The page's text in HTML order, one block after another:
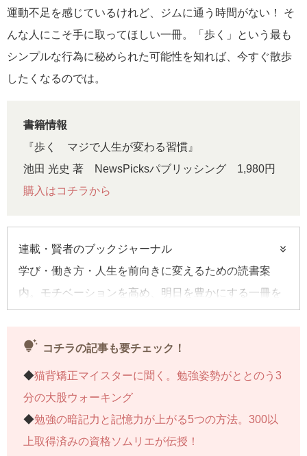
運動不足を感じているけれど、ジムに通う時間がない！ そ
んな人にこそ手に取ってほしい一冊。「歩く」という最も
シンプルな行為に秘められた可能性を知れば、今すぐ散歩
したくなるのでは。
書籍情報
『歩く マジで人生が変わる習慣』
池田 光史 著 NewsPicksパブリッシング 1,980円
購入はコチラから
連載・賢者のブックジャーナル
学び・働き方・人生を前向きに変えるための読書案
内。モチベーションを高め、明日を豊かにする一冊を
tips_and_updates コチラの記事も要チェック！
◆猫背矯正マイスターに聞く。勉強姿勢がととのう3
分の大股ウォーキング
◆勉強の暗記力と記憶力が上がる5つの方法。300以
上取得済みの資格ソムリエが伝授！